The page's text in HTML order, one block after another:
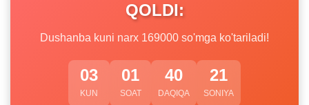
QOLDI:
Dushanba kuni narx 169000 so'mga ko'tariladi!
03
KUN
01
SOAT
40
DAQIQA
20
SONIYA